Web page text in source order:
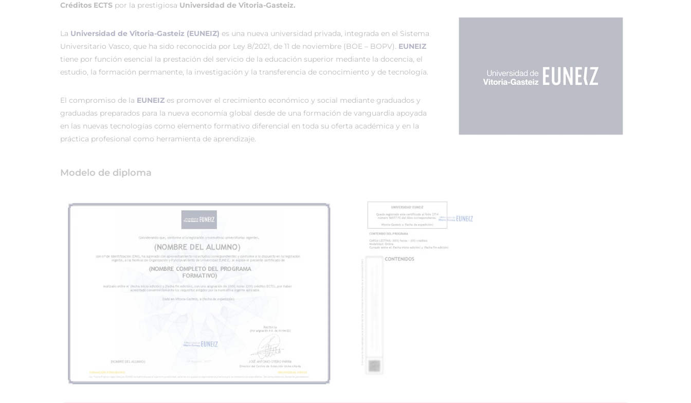
Créditos ECTS por la prestigiosa Universidad de Vitoria-Gasteiz.
La Universidad de Vitoria-Gasteiz (EUNEIZ) es una nueva universidad privada, integrada en el Sistema
Universitario Vasco, que ha sido reconocida por Ley 8/2021, de 11 de noviembre (BOE – BOPV). EUNEIZ
tiene por función esencial la prestación del servicio de la educación superior mediante la docencia, el
estudio, la formación permanente, la investigación y la transferencia de conocimiento y de tecnología.
El compromiso de la EUNEIZ es promover el crecimiento económico y social mediante graduados y
graduadas preparados para la nueva economía global desde de una formación de vanguardia apoyada
en las nuevas tecnologías como elemento formativo diferencial en toda su oferta académica y en la
práctica profesional como herramienta de aprendizaje.
Modelo de diploma